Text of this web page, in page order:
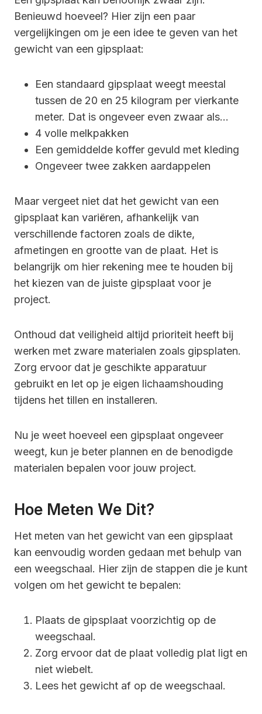
Benieuwd hoeveel? Hier zijn een paar
vergelijkingen om je een idee te geven van het
gewicht van een gipsplaat:
Een standaard gipsplaat weegt meestal
tussen de 20 en 25 kilogram per vierkante
meter. Dat is ongeveer even zwaar als…
4 volle melkpakken
Een gemiddelde koffer gevuld met kleding
Ongeveer twee zakken aardappelen
Maar vergeet niet dat het gewicht van een
gipsplaat kan variëren, afhankelijk van
verschillende factoren zoals de dikte,
afmetingen en grootte van de plaat. Het is
belangrijk om hier rekening mee te houden bij
het kiezen van de juiste gipsplaat voor je
project.
Onthoud dat veiligheid altijd prioriteit heeft bij
werken met zware materialen zoals gipsplaten.
Zorg ervoor dat je geschikte apparatuur
gebruikt en let op je eigen lichaamshouding
tijdens het tillen en installeren.
Nu je weet hoeveel een gipsplaat ongeveer
weegt, kun je beter plannen en de benodigde
materialen bepalen voor jouw project.
Hoe Meten We Dit?
Het meten van het gewicht van een gipsplaat
kan eenvoudig worden gedaan met behulp van
een weegschaal. Hier zijn de stappen die je kunt
volgen om het gewicht te bepalen:
Plaats de gipsplaat voorzichtig op de
weegschaal.
Zorg ervoor dat de plaat volledig plat ligt en
niet wiebelt.
Lees het gewicht af op de weegschaal.